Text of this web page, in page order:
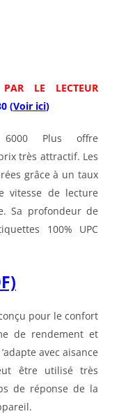
PAR LE LECTEUR
(Voir ici)
6000 Plus offre
très attractif. Les
grâce à un taux
vitesse de lecture
Sa profondeur de
100% UPC
conçu pour le confort
de rendement et
avec aisance
être utilisé très
de réponse de la